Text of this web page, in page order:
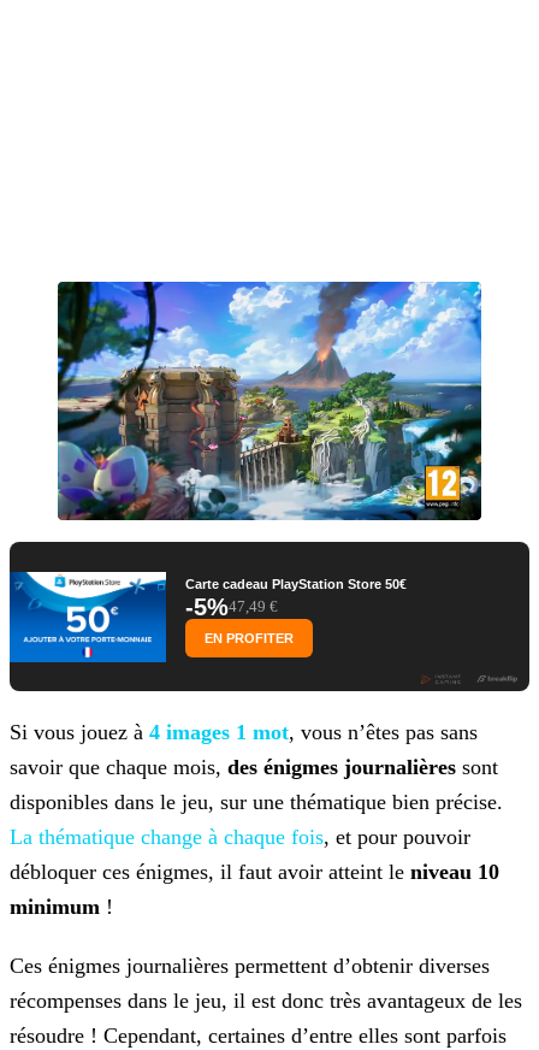
Carte cadeau PlayStation Store 50€
-5%47,49 €
EN PROFITER
Si vous jouez à 4 images 1 mot, vous n’êtes pas sans
savoir que chaque mois, des énigmes journalières sont
disponibles dans le jeu, sur une thématique bien précise.
La thématique change à chaque fois, et pour pouvoir
débloquer ces énigmes, il faut avoir atteint le niveau 10
minimum !
Ces énigmes journalières permettent d’obtenir diverses
récompenses dans le jeu, il est donc très avantageux de les
résoudre ! Cependant, certaines d’entre elles sont parfois